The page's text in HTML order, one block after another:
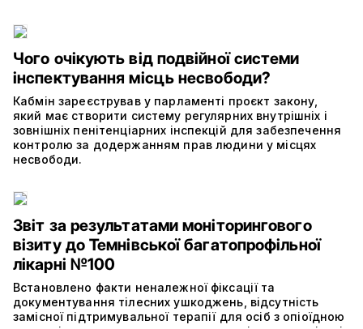
Чого очікують від подвійної системи
інспектування місць несвободи?
Кабмін зареєстрував у парламенті проєкт закону,
який має створити систему регулярних внутрішніх і
зовнішніх пенітенціарних інспекцій для забезпечення
контролю за додержанням прав людини у місцях
несвободи.
Звіт за результатами моніторингового
візиту до Темнівської багатопрофільної
лікарні №100
Встановлено факти неналежної фіксації та
документування тілесних ушкоджень, відсутність
замісної підтримувальної терапії для осіб з опіоїдною